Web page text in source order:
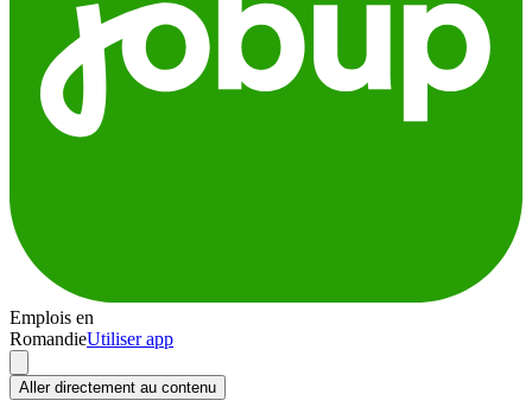
Emplois en
RomandieUtiliser app
Aller directement au contenu